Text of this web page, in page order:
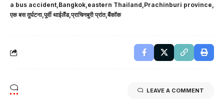
a bus accident Bangkok eastern Thailand Prachinburi province
एक बस दुर्घटना पूर्वी थाईलैंड प्राचिनबुरी प्रांत बैंकॉक
LEAVE A COMMENT